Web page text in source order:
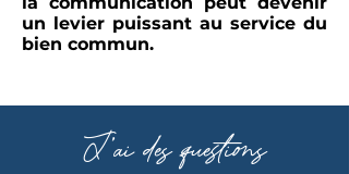
un levier puissant au service du
bien commun.
J'ai des questions